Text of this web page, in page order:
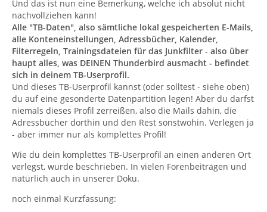
Und das ist nun eine Bemerkung, welche ich absolut nicht
nachvollziehen kann!
Alle "TB-Daten", also sämtliche lokal gespeicherten E-Mails,
alle Konteneinstellungen, Adressbücher, Kalender,
Filterregeln, Trainingsdateien für das Junkfilter - also über
haupt alles, was DEINEN Thunderbird ausmacht - befindet
sich in deinem TB-Userprofil.
Und dieses TB-Userprofil kannst (oder solltest - siehe oben)
du auf eine gesonderte Datenpartition legen! Aber du darfst
niemals dieses Profil zerreißen, also die Mails dahin, die
Adressbücher dorthin und den Rest sonstwohin. Verlegen ja
- aber immer nur als komplettes Profil!
Wie du dein komplettes TB-Userprofil an einen anderen Ort
verlegst, wurde beschrieben. In vielen Forenbeiträgen und
natürlich auch in unserer Doku.
noch einmal Kurzfassung: